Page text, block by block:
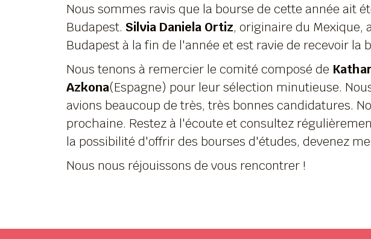
Nous sommes ravis que la bourse de cette année ait
Budapest. Silvia Daniela Ortiz, originaire du Mexique,
Budapest à la fin de l'année et est ravie de recevoir
Nous tenons à remercier le comité composé de
Azkona(Espagne) pour leur sélection minutieuse.
avions beaucoup de très, très bonnes candidatures.
prochaine. Restez à l'écoute et consultez
la possibilité d'offrir des bourses d'études, devenez
Nous nous réjouissons de vous rencontrer !